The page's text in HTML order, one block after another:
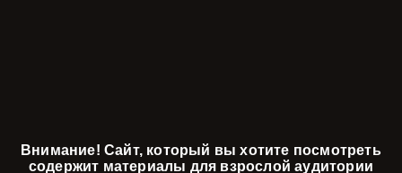
Внимание! Сайт, который вы хотите посмотреть
содержит материалы для взрослой аудитории